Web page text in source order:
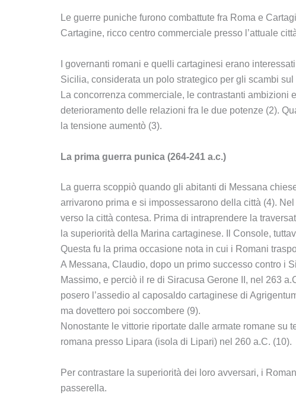
Le guerre puniche furono combattute fra Roma e
Cartagine, ricco centro commerciale presso l’attuale
I governanti romani e quelli cartaginesi erano
Sicilia, considerata un polo strategico per gli scambi sul
La concorrenza commerciale, le contrastanti
deterioramento delle relazioni fra le due potenze (2).
la tensione aumentò (3).
La prima guerra punica (264-241 a.c.)
La guerra scoppiò quando gli abitanti di Messana
arrivarono prima e si impossessarono della città (4).
verso la città contesa. Prima di intraprendere la
la superiorità della Marina cartaginese. Il Console,
Questa fu la prima occasione nota in cui i Romani
A Messana, Claudio, dopo un primo successo contro i
Massimo, e perciò il re di Siracusa Gerone II, nel 263
posero l’assedio al caposaldo cartaginese di
ma dovettero poi soccombere (9).
Nonostante le vittorie riportate dalle armate romane su
romana presso Lipara (isola di Lipari) nel 260 a.C. (10).
Per contrastare la superiorità dei loro avversari, i
passerella.